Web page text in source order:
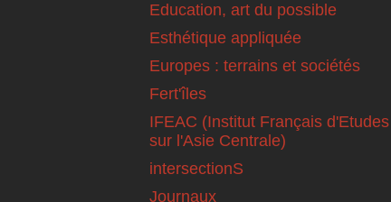
Education, art du possible
Esthétique appliquée
Europes : terrains et sociétés
Fert'îles
IFEAC (Institut Français d'Etudes
sur l'Asie Centrale)
intersectionS
Journaux